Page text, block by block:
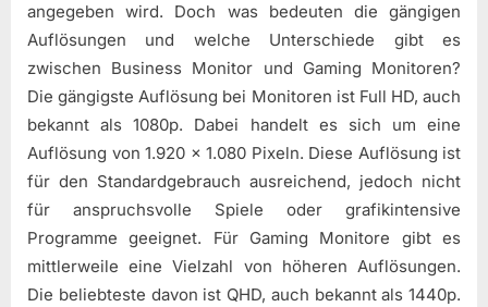
angegeben wird. Doch was bedeuten die gängigen
Auflösungen und welche Unterschiede gibt es
zwischen Business Monitor und Gaming Monitoren?
Die gängigste Auflösung bei Monitoren ist Full HD, auch
bekannt als 1080p. Dabei handelt es sich um eine
Auflösung von 1.920 x 1.080 Pixeln. Diese Auflösung ist
für den Standardgebrauch ausreichend, jedoch nicht
für anspruchsvolle Spiele oder grafikintensive
Programme geeignet. Für Gaming Monitore gibt es
mittlerweile eine Vielzahl von höheren Auflösungen.
Die beliebteste davon ist QHD, auch bekannt als 1440p.